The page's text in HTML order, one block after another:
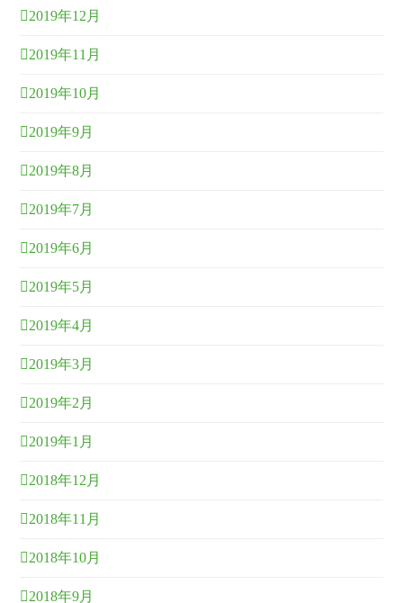
2019年12月
2019年11月
2019年10月
2019年9月
2019年8月
2019年7月
2019年6月
2019年5月
2019年4月
2019年3月
2019年2月
2019年1月
2018年12月
2018年11月
2018年10月
2018年9月